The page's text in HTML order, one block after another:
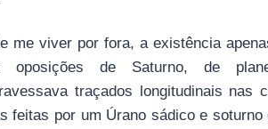
me viver por fora, a existência
oposições de Saturno, de
traçados longitudinais nas
feitas por um Úrano sádico e